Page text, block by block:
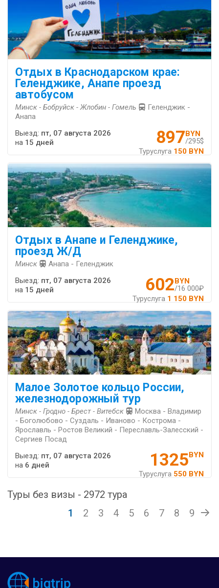
Отдых в Краснодарском крае:
Геленджике, Анапе проезд
автобусом
Минск - Бобруйск - Жлобин - Гомель
Геленджик -
Анапа
897BYN
/295$
Туруслуга 150 BYN
Выезд: пт, 07 августа 2026
на 15 дней
Отдых в Анапе и Геленджике,
проезд Ж/Д
Минск Анапа - Геленджик
602BYN
/16 000₽
Туруслуга 1 150 BYN
Выезд: пт, 07 августа 2026
на 15 дней
Малое Золотое кольцо России,
железнодорожный тур
Минск - Гродно - Брест - Витебск
Москва - Владимир
- Боголюбово - Суздаль - Иваново - Кострома -
Ярославль - Ростов Великий - Переславль-Залесский -
Сергиев Посад
1325BYN
Туруслуга 550 BYN
Выезд: пт, 07 августа 2026
на 6 дней
Туры без визы - 2972 тура
1
2 3 4 5 6 7 8 9